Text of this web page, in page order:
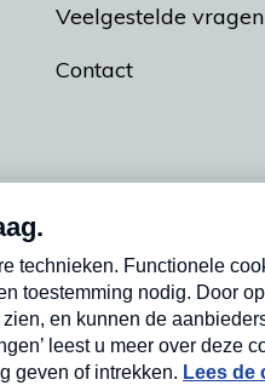
Veelgestelde vragen
Contact